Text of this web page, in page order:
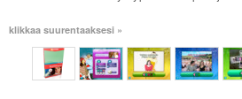
klikkaa suurentaaksesi »